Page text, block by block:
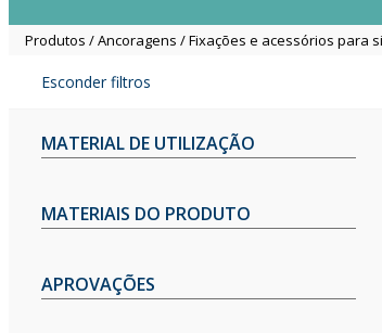
Produtos /Ancoragens /Fixações e acessórios para
Esconder filtros
MATERIAL DE UTILIZAÇÃO
MATERIAIS DO PRODUTO
APROVAÇÕES